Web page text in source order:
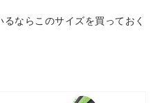
ならこのサイズを買っておく